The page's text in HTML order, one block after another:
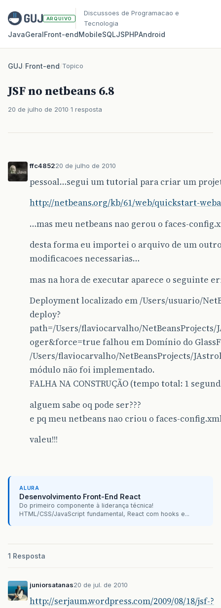
ARQUIVO
Discussoes de Programacao e
Tecnologia
JavaGeralFront‑endMobileSQLJSPHPAndroid
GUJ/Front-end/Topico
JSF no netbeans 6.8
20 de julho de 2010 1 resposta
ffc485220 de julho de 2010
pessoal…segui um tutorial para criar um
http://netbeans.org/kb/61/web/quickstart-
…mas meu netbeans nao gerou o faces-
desta forma eu importei o arquivo de um
modificacoes necessarias…
mas na hora de executar aparece o seguinte
Deployment localizado em /Users/usuario/
deploy?
path=/Users/flaviocarvalho/
oger&force=true falhou em Domínio do
/Users/flaviocarvalho/NetBeansProjects/
módulo não foi implementado.
FALHA NA CONSTRUÇÃO (tempo total: 1
alguem sabe oq pode ser???
e pq meu netbeans nao criou o faces-
valeu!!!
ALURA
Desenvolvimento Front-End React
Do primeiro componente à liderança técnica!
HTML/CSS/JavaScript fundamental, React com hooks e...
1 Resposta
juniorsatanas20 de jul. de 2010
http://serjaum.wordpress.com/2009/08/18/jsf-?